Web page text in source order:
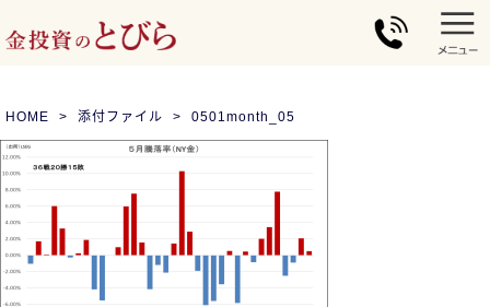
HOME 添付ファイル 0501month_05